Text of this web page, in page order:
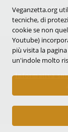
Copyright ©
Informativa
Veganzetta.org
tecniche, di
cookie se non
Youtube)
più visita la
un'indole molto